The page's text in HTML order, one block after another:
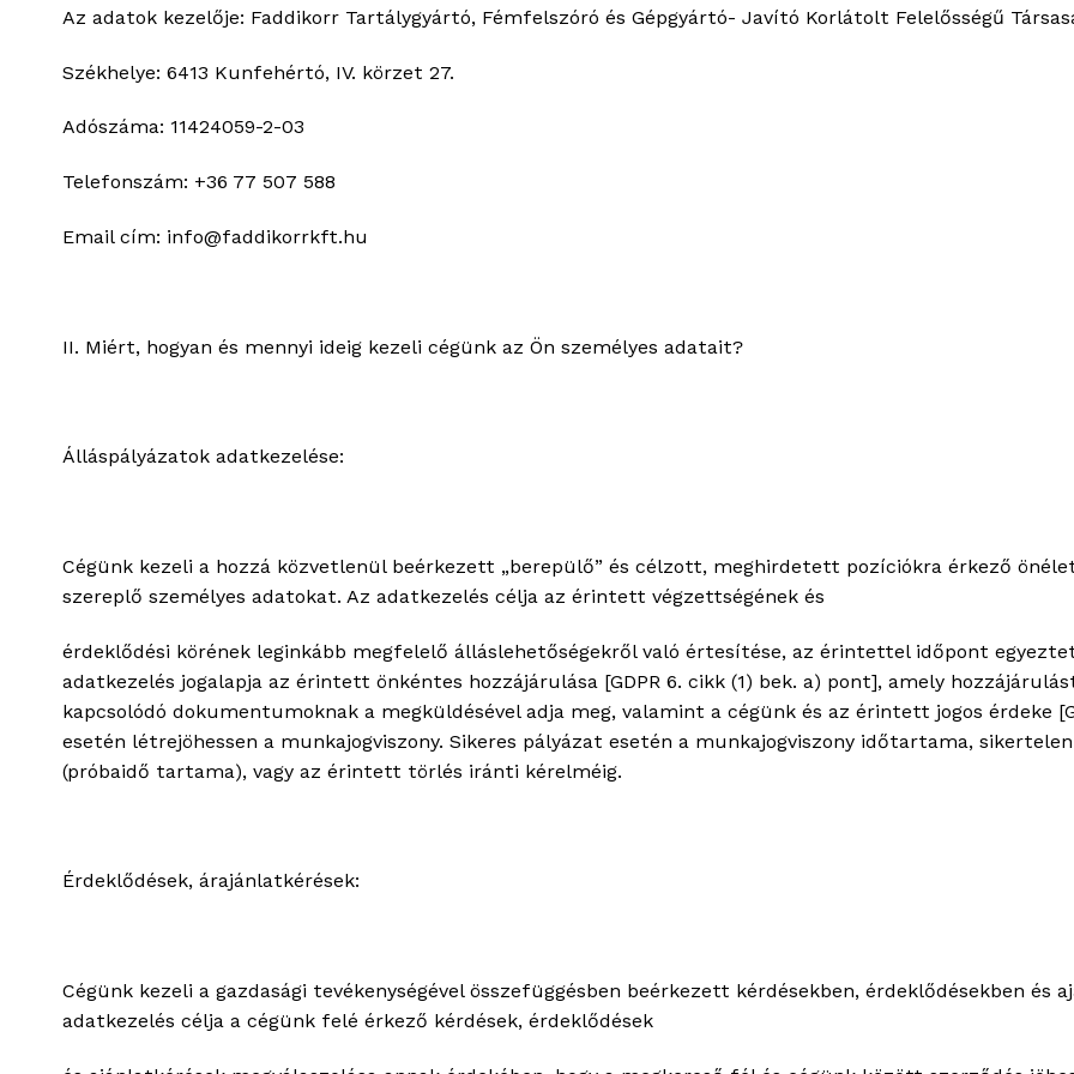
Az adatok kezelője: Faddikorr Tartálygyártó, Fémfelszóró és Gépgyártó- Javító Korlátolt Felelősségű
Székhelye: 6413 Kunfehértó, IV. körzet 27.
Adószáma: 11424059-2-03
Telefonszám: +36 77 507 588
Email cím: info@faddikorrkft.hu
II. Miért, hogyan és mennyi ideig kezeli cégünk az Ön személyes adatait?
Álláspályázatok adatkezelése:
Cégünk kezeli a hozzá közvetlenül beérkezett „berepülő” és célzott, meghirdetett pozíciókra érkező
szereplő személyes adatokat. Az adatkezelés célja az érintett végzettségének és
érdeklődési körének leginkább megfelelő álláslehetőségekről való értesítése, az érintettel időpont
adatkezelés jogalapja az érintett önkéntes hozzájárulása [GDPR 6. cikk (1) bek. a) pont], amely
kapcsolódó dokumentumoknak a megküldésével adja meg, valamint a cégünk és az érintett jogos érdeke
esetén létrejöhessen a munkajogviszony. Sikeres pályázat esetén a munkajogviszony időtartama,
(próbaidő tartama), vagy az érintett törlés iránti kérelméig.
Érdeklődések, árajánlatkérések:
Cégünk kezeli a gazdasági tevékenységével összefüggésben beérkezett kérdésekben, érdeklődésekben és
adatkezelés célja a cégünk felé érkező kérdések, érdeklődések